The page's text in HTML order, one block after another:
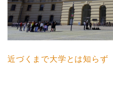
近づくまで大学とは知らず